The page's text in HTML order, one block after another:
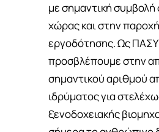
με σημαντική
χώρας και στην
εργοδότησης. Ως
προσβλέπουμε στην
σημαντικού αριθμού
ιδρύματος για
ξενοδοχειακής